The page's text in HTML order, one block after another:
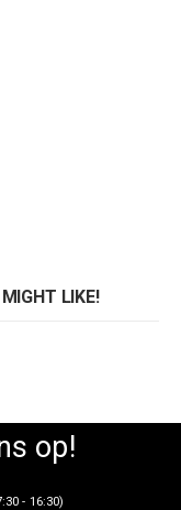
LIKE!
op!
- 16:30)